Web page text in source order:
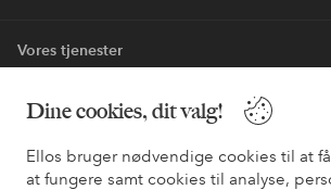
Dine cookies, dit valg!
Ellos bruger nødvendige cookies til at
at fungere samt cookies til analyse,
Vores tjenester
Vilkår
Venner